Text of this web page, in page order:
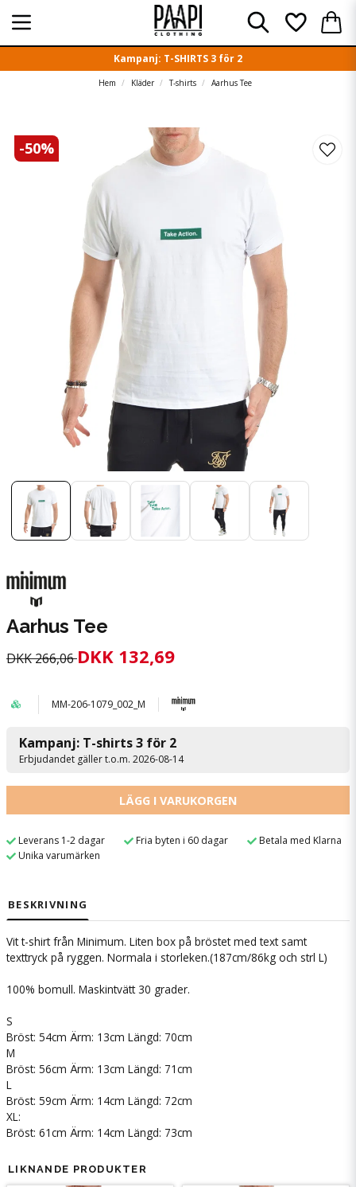
Kampanj: T-SHIRTS 3 för 2
Hem Kläder T-shirts Aarhus Tee
-50%
Aarhus Tee
DKK 266,06DKK 132,69
MM-206-1079_002_M
Kampanj: T-shirts 3 för 2
Erbjudandet gäller t.o.m. 2026-08-14
LÄGG I VARUKORGEN
Leverans 1-2 dagar Fria byten i 60 dagar
Betala med Klarna
Unika varumärken
BESKRIVNING
Vit t-shirt från Minimum. Liten box på bröstet med text samt
texttryck på ryggen. Normala i storleken.(187cm/86kg och strl L)
100% bomull. Maskintvätt 30 grader.
S
Bröst: 54cm Ärm: 13cm Längd: 70cm
M
Bröst: 56cm Ärm: 13cm Längd: 71cm
L
Bröst: 59cm Ärm: 14cm Längd: 72cm
XL:
Bröst: 61cm Ärm: 14cm Längd: 73cm
LIKNANDE PRODUKTER